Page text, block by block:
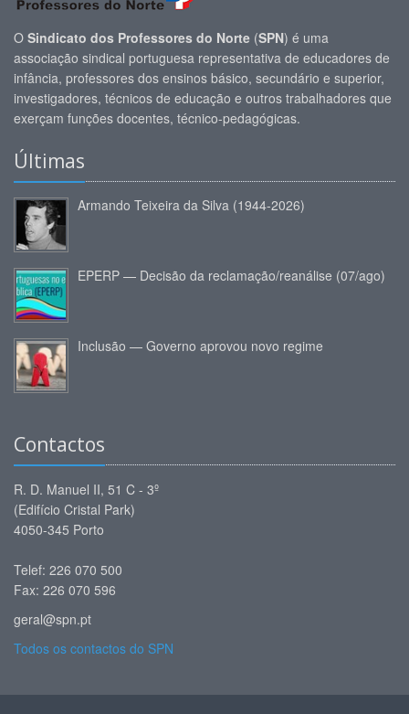
O Sindicato dos Professores do Norte (SPN) é uma
associação sindical portuguesa representativa de educadores de
infância, professores dos ensinos básico, secundário e superior,
investigadores, técnicos de educação e outros trabalhadores que
exerçam funções docentes, técnico-pedagógicas.
Últimas
Armando Teixeira da Silva (1944-2026)
EPERP — Decisão da reclamação/reanálise (07/ago)
Inclusão — Governo aprovou novo regime
Contactos
R. D. Manuel II, 51 C - 3º
(Edifício Cristal Park)
4050-345 Porto
Telef: 226 070 500
Fax: 226 070 596
geral@spn.pt
Todos os contactos do SPN